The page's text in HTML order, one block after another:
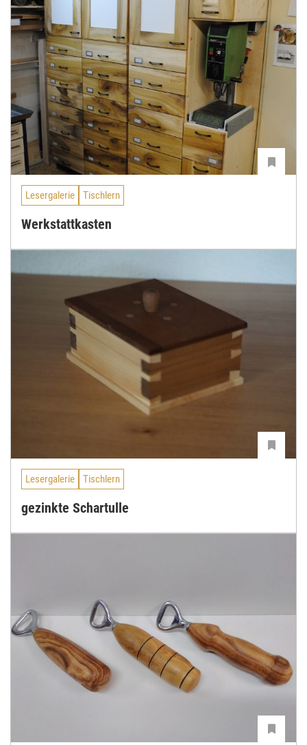
Lesergalerie Tischlern
Werkstattkasten
Lesergalerie Tischlern
gezinkte Schartulle